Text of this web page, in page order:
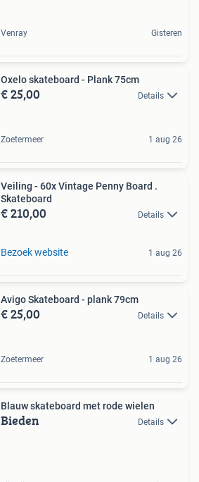
Venray Gisteren
Oxelo skateboard - Plank 75cm
€ 25,00 Details
Zoetermeer 1 aug 26
Veiling - 60x Vintage Penny Board .
Skateboard
€ 210,00 Details
Bezoek website 1 aug 26
Avigo Skateboard - plank 79cm
€ 25,00 Details
Zoetermeer 1 aug 26
Blauw skateboard met rode wielen
Bieden Details